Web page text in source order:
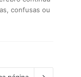
confusas ou